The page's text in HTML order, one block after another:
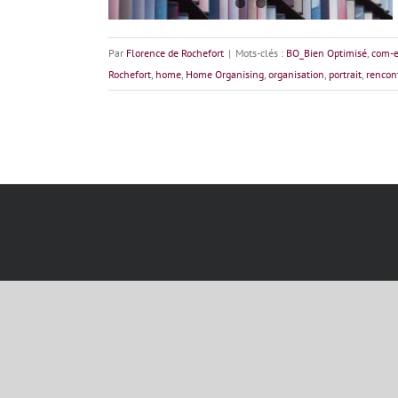
Par Florence de Rochefort | Mots-clés : BO_Bien Optimisé, com-
Rochefort, home, Home Organising, organisation, portrait,